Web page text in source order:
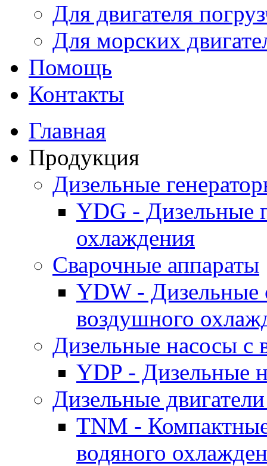
Для двигателя
Для морских
Помощь
Контакты
Главная
Продукция
Дизельные
YDG - Дизельные
охлаждения
Cварочные аппараты
YDW - Дизельные
воздушного
Дизельные насосы
YDP - Дизельные
Дизельные
TNM -
водяного